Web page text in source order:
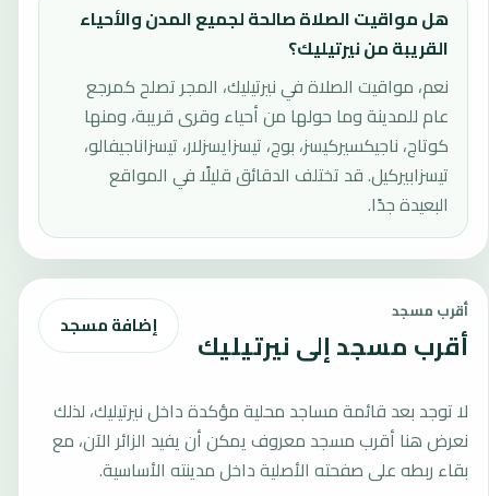
هل مواقيت الصلاة صالحة لجميع المدن والأحياء
القريبة من نيرتيليك؟
نعم، مواقيت الصلاة في نيرتيليك، المجر تصلح كمرجع
عام للمدينة وما حولها من أحياء وقرى قريبة، ومنها
كوتاج، ناجيكسيركيسز، بوج، تيسزايسزلار، تيسزاناجيفالو،
تيسزابيركيل. قد تختلف الدقائق قليلًا في المواقع
البعيدة جدًا.
أقرب مسجد
أقرب مسجد إلى نيرتيليك إضافة مسجد
لا توجد بعد قائمة مساجد محلية مؤكدة داخل نيرتيليك، لذلك
نعرض هنا أقرب مسجد معروف يمكن أن يفيد الزائر الآن، مع
بقاء ربطه على صفحته الأصلية داخل مدينته الأساسية.